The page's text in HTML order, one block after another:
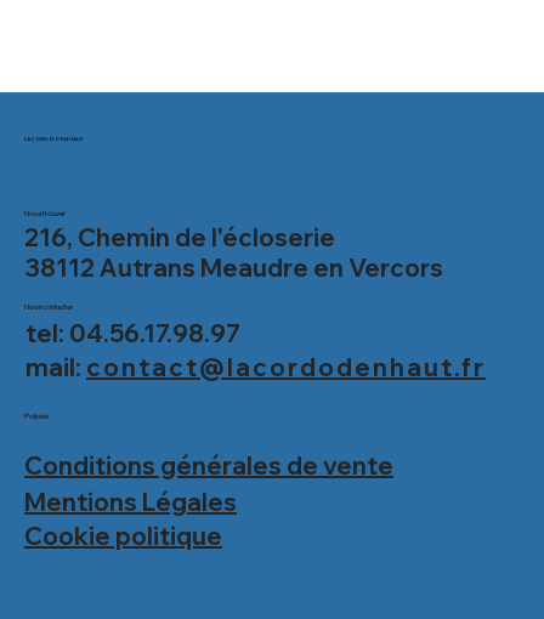
LA CORDO D'EN HAUT
Nous trouver
216, Chemin de l'écloserie
38112 Autrans Meaudre en Vercors
tel: 04.56.17.98.97
mail: contact@lacordodenhaut.fr
Nous contacter
Conditions générales de vente
Mentions Légales
Cookie politique
Policies